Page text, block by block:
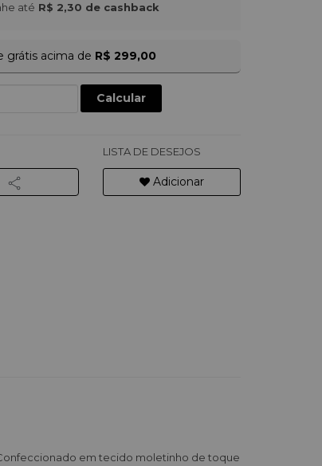
até R$ 2,30 de cashback
grátis acima de R$ 299,00
Calcular
LISTA DE DESEJOS
Adicionar
em tecido moletinho de toque